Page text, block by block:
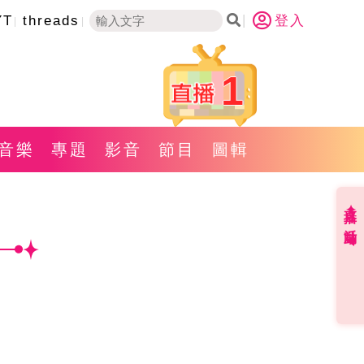
threads 登入
1
樂 專題 影音 節目 圖輯
直播✦活動